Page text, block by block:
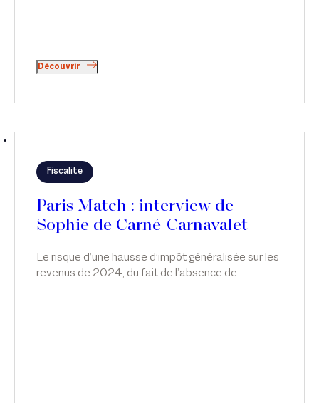
Découvrir
Fiscalité
Le risque d’une hausse d’impôt généralisée sur les
revenus de 2024, du fait de l’absence de
Paris Match : interview de
Sophie de Carné-Carnavalet